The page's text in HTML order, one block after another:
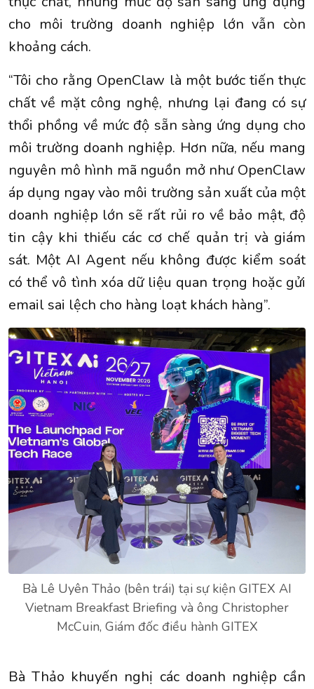
cho môi trường doanh nghiệp lớn vẫn còn
khoảng cách.
“Tôi cho rằng OpenClaw là một bước tiến thực
chất về mặt công nghệ, nhưng lại đang có sự
thổi phồng về mức độ sẵn sàng ứng dụng cho
môi trường doanh nghiệp. Hơn nữa, nếu mang
nguyên mô hình mã nguồn mở như OpenClaw
áp dụng ngay vào môi trường sản xuất của một
doanh nghiệp lớn sẽ rất rủi ro về bảo mật, độ
tin cậy khi thiếu các cơ chế quản trị và giám
sát. Một AI Agent nếu không được kiểm soát
có thể vô tình xóa dữ liệu quan trọng hoặc gửi
email sai lệch cho hàng loạt khách hàng”.
Bà Lê Uyên Thảo (bên trái) tại sự kiện GITEX AI
Vietnam Breakfast Briefing và ông Christopher
McCuin, Giám đốc điều hành GITEX
Bà Thảo khuyến nghị các doanh nghiệp cần